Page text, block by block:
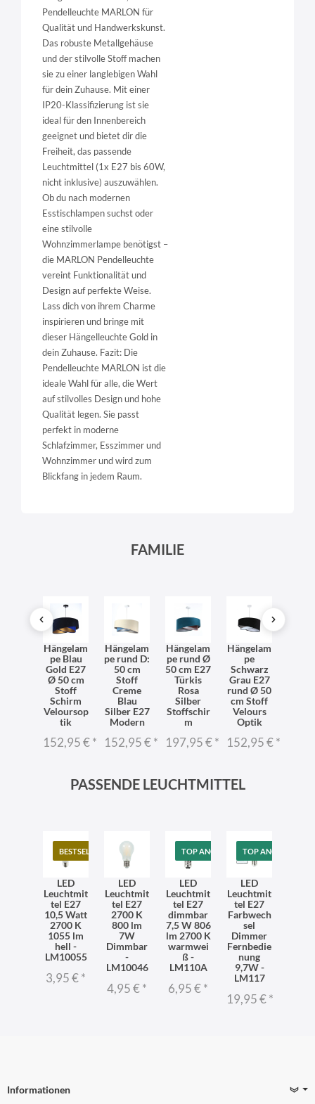
Pendelleuchte MARLON für
Qualität und Handwerkskunst.
Das robuste Metallgehäuse
und der stilvolle Stoff machen
sie zu einer langlebigen Wahl
für dein Zuhause. Mit einer
IP20-Klassifizierung ist sie
ideal für den Innenbereich
geeignet und bietet dir die
Freiheit, das passende
Leuchtmittel (1x E27 bis 60W,
nicht inklusive) auszuwählen.
Ob du nach modernen
Esstischlampen suchst oder
eine stilvolle
Wohnzimmerlampe benötigst –
die MARLON Pendelleuchte
vereint Funktionalität und
Design auf perfekte Weise.
Lass dich von ihrem Charme
inspirieren und bringe mit
dieser Hängelleuchte Gold in
dein Zuhause. Fazit: Die
Pendelleuchte MARLON ist die
ideale Wahl für alle, die Wert
auf stilvolles Design und hohe
Qualität legen. Sie passt
perfekt in moderne
Schlafzimmer, Esszimmer und
Wohnzimmer und wird zum
Blickfang in jedem Raum.
FAMILIE
Hängelam
pe Blau
Gold E27
Ø 50 cm
Stoff
Schirm
Veloursop
tik
152,95 €*
Hängelam
pe rund D:
50 cm
Stoff
Creme
Blau
Silber E27
Modern
152,95 €*
Hängelam
pe rund Ø
50 cm E27
Türkis
Rosa
Silber
Stoffschir
m
197,95 €*
Hängelam
pe
Schwarz
Grau E27
rund Ø 50
cm Stoff
Velours
Optik
152,95 €*
PASSENDE LEUCHTMITTEL
BESTSELLER
LED
Leuchtmit
tel E27
10,5 Watt
2700 K
1055 lm
hell -
LM10055
3,95 €*
LED
Leuchtmit
tel E27
2700 K
800 lm
7W
Dimmbar
-
LM10046
4,95 €*
TOP ANGEBOT
LED
Leuchtmit
tel E27
dimmbar
7,5 W 806
lm 2700 K
warmwei
ß -
LM110A
6,95 €*
TOP ANGEBOT
LED
Leuchtmit
tel E27
Farbwech
sel
Dimmer
Fernbedie
nung
9,7W -
LM117
19,95 €*
Informationen